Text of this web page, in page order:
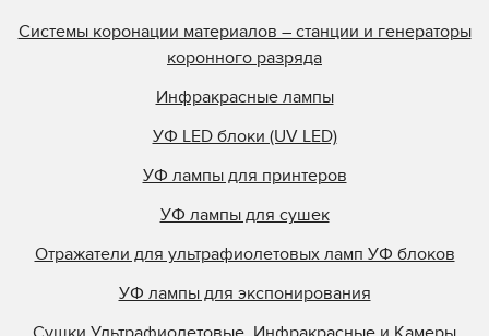
Системы коронации материалов – станции и генераторы
коронного разряда
Инфракрасные лампы
УФ LED блоки (UV LED)
УФ лампы для принтеров
УФ лампы для сушек
Отражатели для ультрафиолетовых ламп УФ блоков
УФ лампы для экспонирования